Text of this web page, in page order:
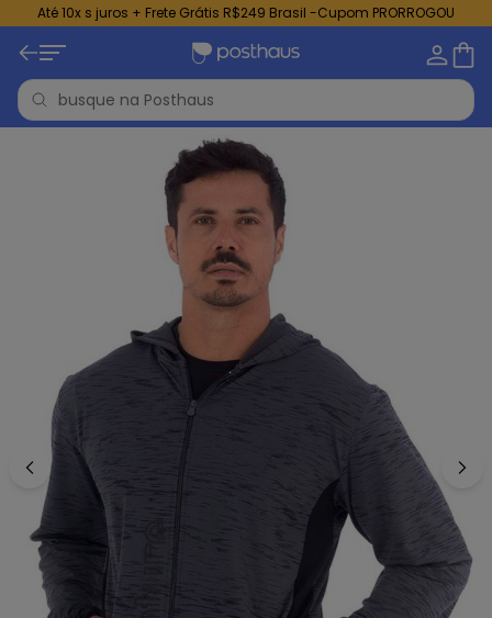
Até 10x s juros + Frete Grátis R$249 Brasil -Cupom PRORROGOU